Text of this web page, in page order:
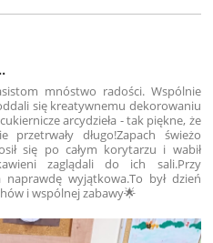
mnóstwo radości. Wspólnie
się kreatywnemu dekorowaniu
arcydzieła - tak piękne, że
długo!Zapach świeżo
się po całym korytarzu i wabił
zaglądali do ich sali.Przy
wyjątkowa.To był dzień
i wspólnej zabawy🌟